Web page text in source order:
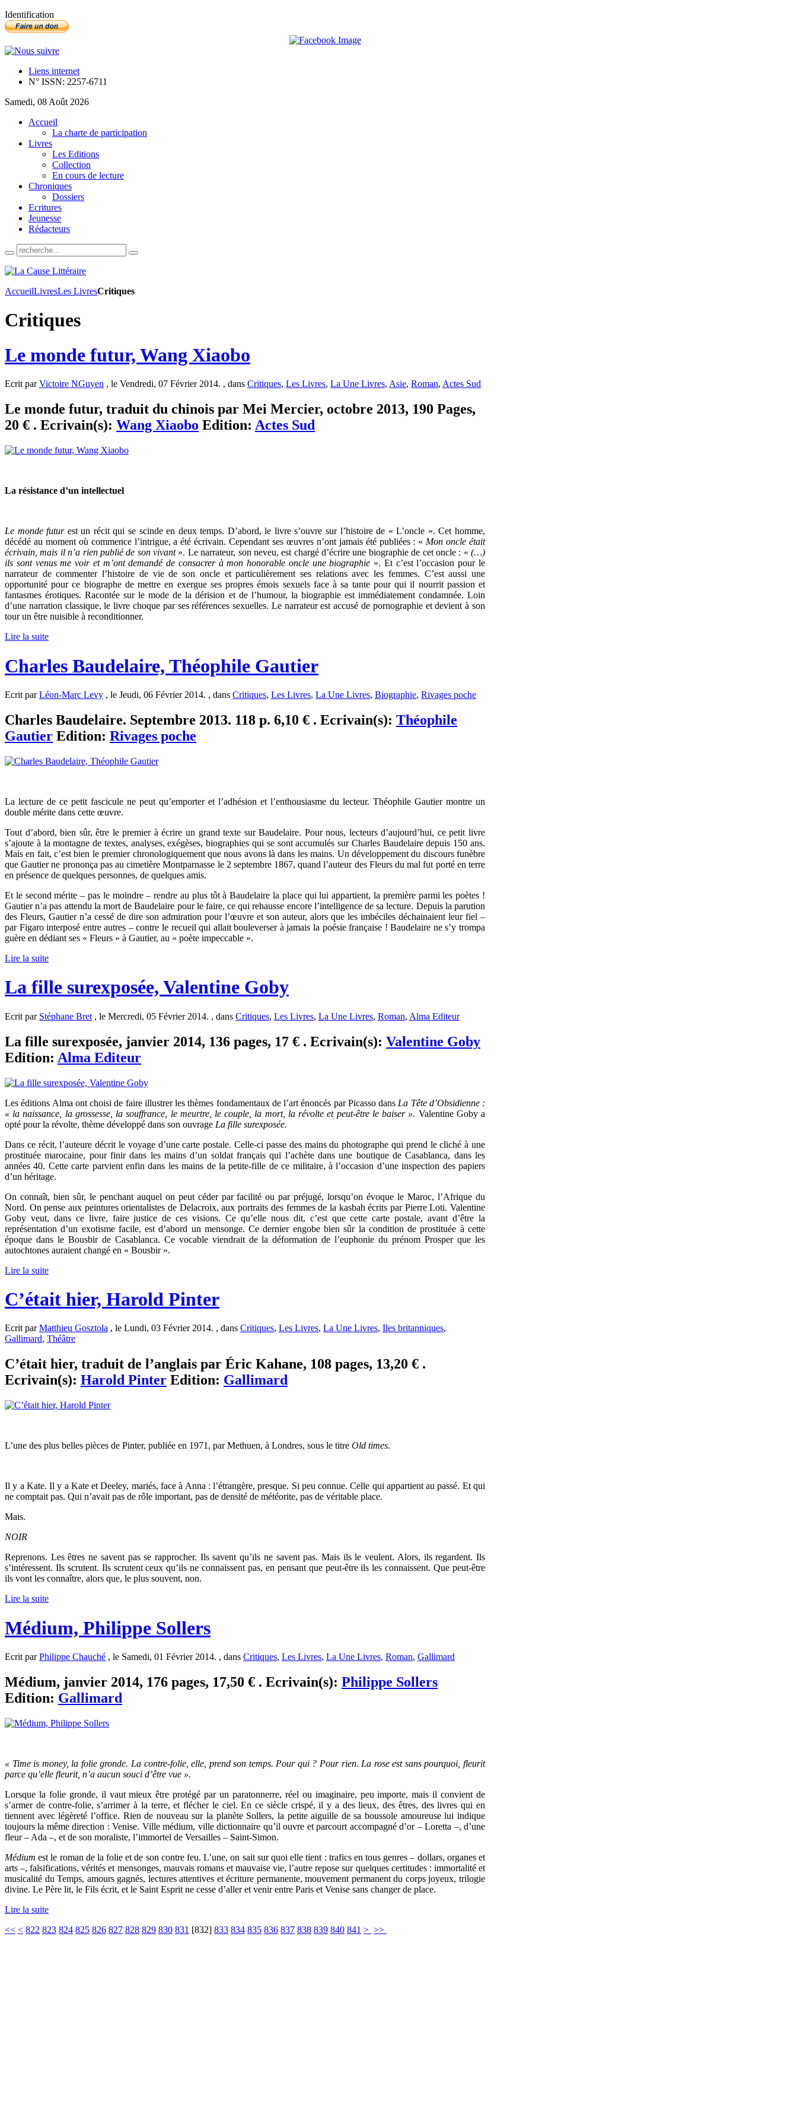
Identification
Liens internet
N° ISSN: 2257-6711
Samedi, 08 Août 2026
Accueil
La charte de participation
Livres
Les Editions
Collection
En cours de lecture
Chroniques
Dossiers
Ecritures
Jeunesse
Rédacteurs
AccueilLivresLes LivresCritiques
Critiques
Le monde futur, Wang Xiaobo
Ecrit parVictoire NGuyen , le Vendredi, 07 Février 2014. , dans Critiques, Les Livres, La Une Livres, Asie, Roman, Actes Sud
Le monde futur, traduit du chinois par Mei Mercier, octobre 2013, 190 Pages,
20 € . Ecrivain(s): Wang Xiaobo Edition: Actes Sud
La résistance d’un intellectuel
Le monde futur est un récit qui se scinde en deux temps. D’abord, le livre s’ouvre sur l’histoire de « L’oncle ». Cet homme,
décédé au moment où commence l’intrigue, a été écrivain. Cependant ses œuvres n’ont jamais été publiées : « Mon oncle était
écrivain, mais il n’a rien publié de son vivant». Le narrateur, son neveu, est chargé d’écrire une biographie de cet oncle : « (…)
ils sont venus me voir et m’ont demandé de consacrer à mon honorable oncle une biographie ». Et c’est l’occasion pour le
narrateur de commenter l’histoire de vie de son oncle et particulièrement ses relations avec les femmes. C’est aussi une
opportunité pour ce biographe de mettre en exergue ses propres émois sexuels face à sa tante pour qui il nourrit passion et
fantasmes érotiques. Racontée sur le mode de la dérision et de l’humour, la biographie est immédiatement condamnée. Loin
d’une narration classique, le livre choque par ses références sexuelles. Le narrateur est accusé de pornographie et devient à son
tour un être nuisible à reconditionner.
Lire la suite
Charles Baudelaire, Théophile Gautier
Ecrit parLéon-Marc Levy , le Jeudi, 06 Février 2014. , dans Critiques, Les Livres, La Une Livres, Biographie, Rivages poche
Charles Baudelaire. Septembre 2013. 118 p. 6,10 € . Ecrivain(s): Théophile
Gautier Edition: Rivages poche
La lecture de ce petit fascicule ne peut qu’emporter et l’adhésion et l’enthousiasme du lecteur. Théophile Gautier montre un
double mérite dans cette œuvre.
Tout d’abord, bien sûr, être le premier à écrire un grand texte sur Baudelaire. Pour nous, lecteurs d’aujourd’hui, ce petit livre
s’ajoute à la montagne de textes, analyses, exégèses, biographies qui se sont accumulés sur Charles Baudelaire depuis 150 ans.
Mais en fait, c’est bien le premier chronologiquement que nous avons là dans les mains. Un développement du discours funèbre
que Gautier ne prononça pas au cimetière Montparnasse le 2 septembre 1867, quand l’auteur des Fleurs du mal fut porté en terre
en présence de quelques personnes, de quelques amis.
Et le second mérite – pas le moindre – rendre au plus tôt à Baudelaire la place qui lui appartient, la première parmi les poètes !
Gautier n’a pas attendu la mort de Baudelaire pour le faire, ce qui rehausse encore l’intelligence de sa lecture. Depuis la parution
des Fleurs, Gautier n’a cessé de dire son admiration pour l’œuvre et son auteur, alors que les imbéciles déchainaient leur fiel –
par Figaro interposé entre autres – contre le recueil qui allait bouleverser à jamais la poésie française ! Baudelaire ne s’y trompa
guère en dédiant ses « Fleurs » à Gautier, au « poète impeccable ».
Lire la suite
La fille surexposée, Valentine Goby
Ecrit par Stéphane Bret , le Mercredi, 05 Février 2014. , dans Critiques, Les Livres, La Une Livres, Roman, Alma Editeur
La fille surexposée, janvier 2014, 136 pages, 17 € . Ecrivain(s): Valentine Goby
Edition: Alma Editeur
Les éditions Alma ont choisi de faire illustrer les thèmes fondamentaux de l’art énoncés par Picasso dans La Tête d’Obsidienne :
« la naissance, la grossesse, la souffrance, le meurtre, le couple, la mort, la révolte et peut-être le baiser ». Valentine Goby a
opté pour la révolte, thème développé dans son ouvrage La fille surexposée.
Dans ce récit, l’auteure décrit le voyage d’une carte postale. Celle-ci passe des mains du photographe qui prend le cliché à une
prostituée marocaine, pour finir dans les mains d’un soldat français qui l’achète dans une boutique de Casablanca, dans les
années 40. Cette carte parvient enfin dans les mains de la petite-fille de ce militaire, à l’occasion d’une inspection des papiers
d’un héritage.
On connaît, bien sûr, le penchant auquel on peut céder par facilité ou par préjugé, lorsqu’on évoque le Maroc, l’Afrique du
Nord. On pense aux peintures orientalistes de Delacroix, aux portraits des femmes de la kasbah écrits par Pierre Loti. Valentine
Goby veut, dans ce livre, faire justice de ces visions. Ce qu’elle nous dit, c’est que cette carte postale, avant d’être la
représentation d’un exotisme facile, est d’abord un mensonge. Ce dernier engobe bien sûr la condition de prostituée à cette
époque dans le Bousbir de Casablanca. Ce vocable viendrait de la déformation de l’euphonie du prénom Prosper que les
autochtones auraient changé en « Bousbir ».
Lire la suite
C’était hier, Harold Pinter
Ecrit parMatthieu Gosztola , le Lundi, 03 Février 2014. , dans Critiques, Les Livres, La Une Livres, Iles britanniques,
Gallimard, Théâtre
C’était hier, traduit de l’anglais par Éric Kahane, 108 pages, 13,20 € .
Ecrivain(s): Harold Pinter Edition: Gallimard
L’une des plus belles pièces de Pinter, publiée en 1971, par Methuen, à Londres, sous le titre Old times.
Il y a Kate. Il y a Kate et Deeley, mariés, face à Anna : l’étrangère, presque. Si peu connue. Celle qui appartient au passé. Et qui
ne comptait pas. Qui n’avait pas de rôle important, pas de densité de météorite, pas de véritable place.
Mais.
NOIR
Reprenons. Les êtres ne savent pas se rapprocher. Ils savent qu’ils ne savent pas. Mais ils le veulent. Alors, ils regardent. Ils
s’intéressent. Ils scrutent. Ils scrutent ceux qu’ils ne connaissent pas, en pensant que peut-être ils les connaissent. Que peut-être
ils vont les connaître, alors que, le plus souvent, non.
Lire la suite
Médium, Philippe Sollers
Ecrit parPhilippe Chauché , le Samedi, 01 Février 2014. , dans Critiques, Les Livres, La Une Livres, Roman, Gallimard
Médium, janvier 2014, 176 pages, 17,50 € . Ecrivain(s): Philippe Sollers
Edition: Gallimard
« Time is money, la folie gronde. La contre-folie, elle, prend son temps. Pour qui ? Pour rien. La rose est sans pourquoi, fleurit
parce qu’elle fleurit, n’a aucun souci d’être vue ».
Lorsque la folie gronde, il vaut mieux être protégé par un paratonnerre, réel ou imaginaire, peu importe, mais il convient de
s’armer de contre-folie, s’arrimer à la terre, et flécher le ciel. En ce siècle crispé, il y a des lieux, des êtres, des livres qui en
tiennent avec légèreté l’office. Rien de nouveau sur la planète Sollers, la petite aiguille de sa boussole amoureuse lui indique
toujours la même direction : Venise. Ville médium, ville dictionnaire qu’il ouvre et parcourt accompagné d’or – Loretta –, d’une
fleur – Ada –, et de son moraliste, l’immortel de Versailles – Saint-Simon.
Médium est le roman de la folie et de son contre feu. L’une, on sait sur quoi elle tient : trafics en tous genres – dollars, organes et
arts –, falsifications, vérités et mensonges, mauvais romans et mauvaise vie, l’autre repose sur quelques certitudes : immortalité et
musicalité du Temps, amours gagnés, lectures attentives et écriture permanente, mouvement permanent du corps joyeux, trilogie
divine. Le Père lit, le Fils écrit, et le Saint Esprit ne cesse d’aller et venir entre Paris et Venise sans changer de place.
Lire la suite
<< < 822 823 824 825 826 827 828 829 830 831 [832] 833 834 835 836 837 838 839 840 841 > >>